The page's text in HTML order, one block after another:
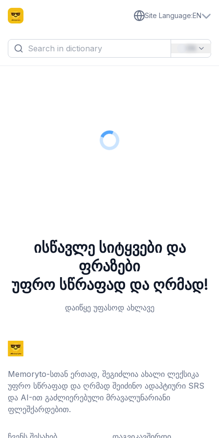
Site Language:EN
ისწავლე სიტყვები და
ფრაზები
უფრო სწრაფად და ღრმად!
დაიწყე უფასოდ ახლავე
Memoryto-სთან ერთად, შეგიძლია ახალი ლექსიკა
უფრო სწრაფად და ღრმად შეიძინო ადაპტიური SRS
და AI-ით გაძლიერებული მრავალუნარიანი
ფლეშქარდებით.